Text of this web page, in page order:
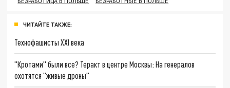
ЧИТАЙТЕ ТАКЖЕ:
Технофашисты XXI века
"Кротами" были все? Теракт в центре Москвы: На генералов
охотятся "живые дроны"